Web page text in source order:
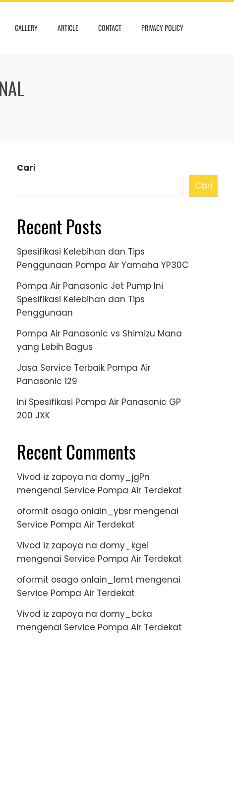
GALLERY ARTICLE CONTACT PRIVACY POLICY
Cari
Cari
Recent Posts
Spesifikasi Kelebihan dan Tips
Penggunaan Pompa Air Yamaha YP30C
Pompa Air Panasonic Jet Pump Ini
Spesifikasi Kelebihan dan Tips
Penggunaan
Pompa Air Panasonic vs Shimizu Mana
yang Lebih Bagus
Jasa Service Terbaik Pompa Air
Panasonic 129
Ini Spesifikasi Pompa Air Panasonic GP
200 JXK
Recent Comments
Vivod iz zapoya na domy_jgPn
mengenai Service Pompa Air Terdekat
oformit osago onlain_ybsr mengenai
Service Pompa Air Terdekat
Vivod iz zapoya na domy_kgei
mengenai Service Pompa Air Terdekat
oformit osago onlain_lemt mengenai
Service Pompa Air Terdekat
Vivod iz zapoya na domy_bcka
mengenai Service Pompa Air Terdekat